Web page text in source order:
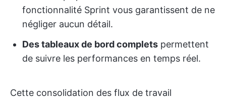
fonctionnalité Sprint vous garantissent de ne
négliger aucun détail.
Des tableaux de bord complets permettent
de suivre les performances en temps réel.
Cette consolidation des flux de travail